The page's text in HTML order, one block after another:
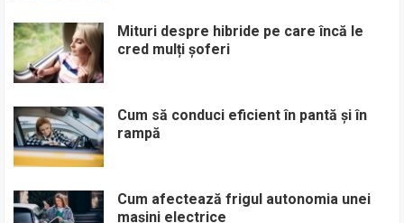
Mituri despre hibride pe care încă le
cred mulți șoferi
Cum să conduci eficient în pantă și în
rampă
Cum afectează frigul autonomia unei
mașini electrice